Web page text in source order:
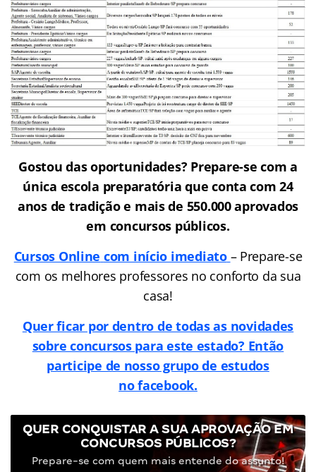
Gostou das oportunidades? Prepare-se com a
única escola preparatória que conta com 24
anos de tradição e mais de 550.000 aprovados
em concursos públicos.
Cursos Online com início imediato – Prepare-se
com os melhores professores no conforto da sua
casa!
Quer ficar por dentro de todas as novidades
sobre concursos para este estado? Então
participe de nosso grupo de estudos
no facebook.
QUER CONQUISTAR A SUA APROVAÇÃO EM
CONCURSOS PÚBLICOS?
Prepare-se com quem mais entende do assunto!